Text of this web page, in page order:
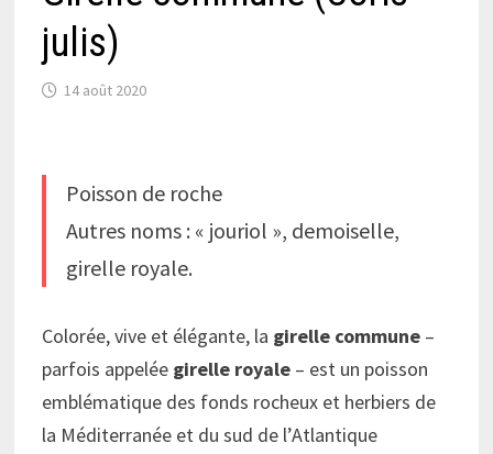
julis)
14 août 2020
Poisson de roche
Autres noms : « jouriol », demoiselle,
girelle royale.
Colorée, vive et élégante, la girelle commune–
parfois appelée girelle royale– est un poisson
emblématique des fonds rocheux et herbiers de
la Méditerranée et du sud de l’Atlantique